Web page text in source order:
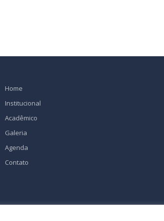
Home
Institucional
Acadêmico
Galeria
Agenda
Contato